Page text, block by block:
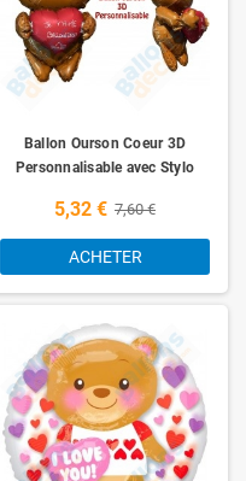
Ballon Ourson Coeur 3D
Personnalisable avec Stylo
5,32 € 7,60 €
ACHETER